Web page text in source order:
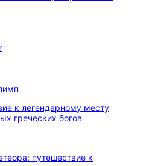
к легендарному месту
греческих богов